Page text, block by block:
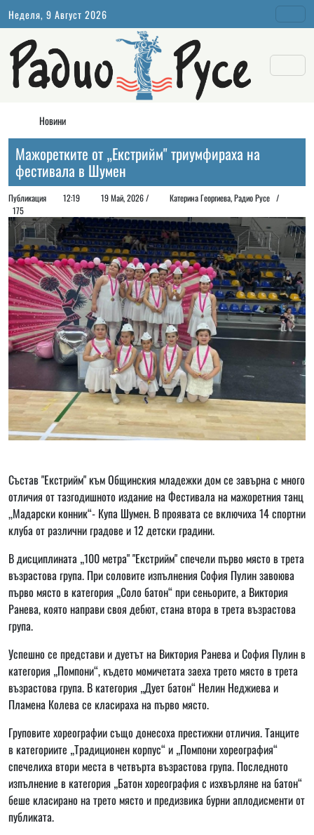
Неделя, 9 Август 2026
Новини
Мажоретките от „Екстрийм" триумфираха на
фестивала в Шумен
Публикация 12:19 19 Май, 2026 /
Катерина Георгиева, Радио Русе /
175
Състав "Екстрийм" към Общинския младежки дом се завърна с много
отличия от тазгодишното издание на Фестивалa на мажоретния танц
,,Мадарски конник“- Купа Шумен. В проявата се включиха 14 спортни
клуба от различни градове и 12 детски градини.
В дисциплината „100 метра" "Екстрийм" спечели първо място в трета
възрастова група. При соловите изпълнения София Пулин завоюва
първо място в категория „Соло батон“ при сеньорите, а Виктория
Ранева, която направи своя дебют, стана втора в трета възрастова
група.
Успешно се представи и дуетът на Виктория Ранева и София Пулин в
категория „Помпони“, където момичетата заеха трето място в трета
възрастова група. В категория „Дует батон“ Нелин Неджиева и
Пламена Колева се класираха на първо място.
Груповите хореографии също донесоха престижни отличия. Танците
в категориите „Традиционен корпус“ и „Помпони хореография“
спечелиха втори места в четвърта възрастова група. Последното
изпълнение в категория „Батон хореография с изхвърляне на батон“
беше класирано на трето място и предизвика бурни аплодисменти от
публиката.